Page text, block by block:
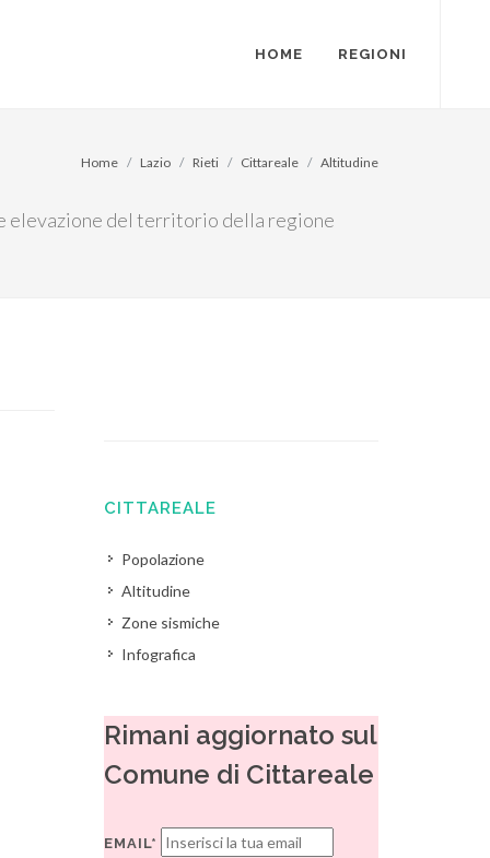
HOME REGIONI
elevazione del territorio della regione
Home Lazio Rieti Cittareale Altitudine
CITTAREALE
Popolazione
Altitudine
Zone sismiche
Infografica
Rimani aggiornato sul
Comune di Cittareale
EMAIL*